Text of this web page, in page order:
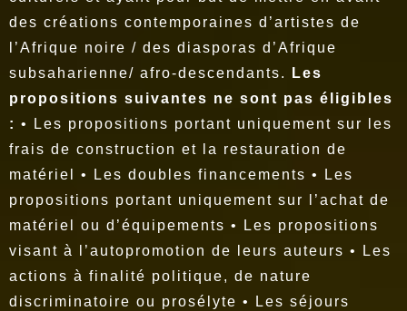
des créations contemporaines d’artistes de
l’Afrique noire / des diasporas d’Afrique
subsaharienne/ afro-descendants.
Les
propositions suivantes ne sont pas éligibles
: • Les propositions portant uniquement sur les
frais de construction et la restauration de
matériel • Les doubles financements • Les
propositions portant uniquement sur l’achat de
matériel ou d’équipements • Les propositions
visant à l’autopromotion de leurs auteurs • Les
actions à finalité politique, de nature
discriminatoire ou prosélyte • Les séjours